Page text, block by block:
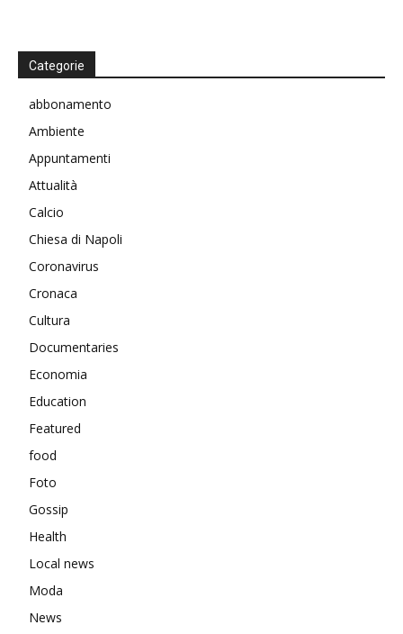
Categorie
abbonamento
Ambiente
Appuntamenti
Attualità
Calcio
Chiesa di Napoli
Coronavirus
Cronaca
Cultura
Documentaries
Economia
Education
Featured
food
Foto
Gossip
Health
Local news
Moda
News